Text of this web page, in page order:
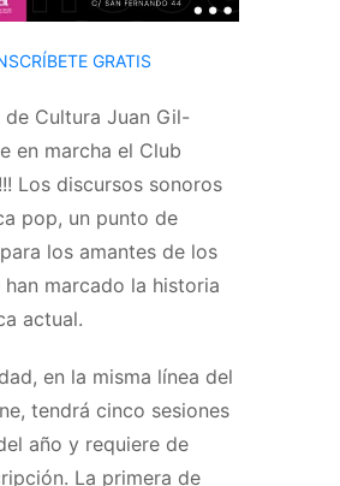
GRATIS
Cultura Juan Gil-
en marcha el Club
Los discursos sonoros
pop, un punto de
los amantes de los
marcado la historia
actual.
en la misma línea del
tendrá cinco sesiones
año y requiere de
La primera de